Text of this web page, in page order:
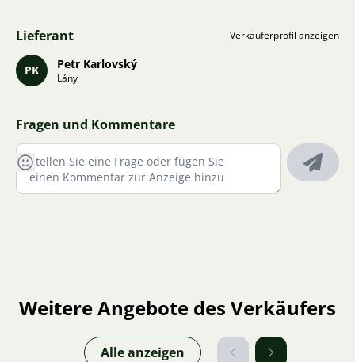
Lieferant Verkäuferprofil anzeigen
PK Petr Karlovský
Lány
Fragen und Kommentare
Weitere Angebote des Verkäufers
Alle anzeigen